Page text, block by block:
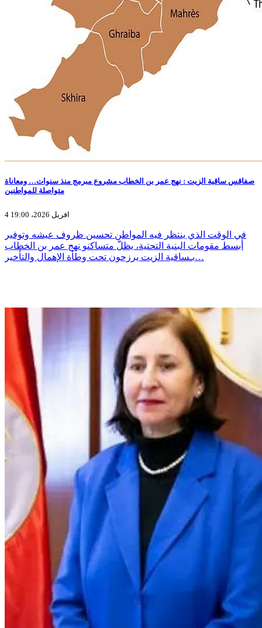
صفاقس ساقية الزيت : نهج عمر بن الخطاب مشروع مبرمج منذ سنوات… ومعاناة
متواصلة للمواطنين
4 افريل 2026، 19:00
في الوقت الذي ينتظر فيه المواطن تحسين ظروف عيشه وتوفير
أبسط مقومات البنية التحتية، يظلّ متساكنو نهج عمر بن الخطاب
بـساقية الزيت يرزحون تحت وطأة الإهمال والتأخير…